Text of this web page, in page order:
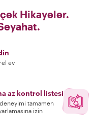
Hikayeler.
ev
az kontrol listesi
tamamen
izin